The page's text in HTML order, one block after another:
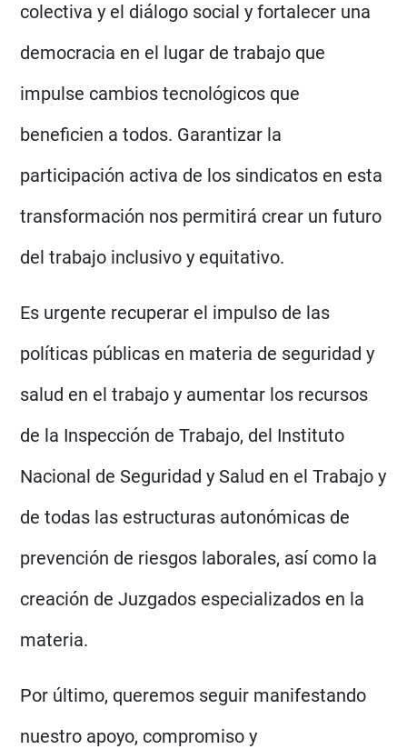
colectiva y el diálogo social y fortalecer una
democracia en el lugar de trabajo que
impulse cambios tecnológicos que
beneficien a todos. Garantizar la
participación activa de los sindicatos en esta
transformación nos permitirá crear un futuro
del trabajo inclusivo y equitativo.
Es urgente recuperar el impulso de las
políticas públicas en materia de seguridad y
salud en el trabajo y aumentar los recursos
de la Inspección de Trabajo, del Instituto
Nacional de Seguridad y Salud en el Trabajo y
de todas las estructuras autonómicas de
prevención de riesgos laborales, así como la
creación de Juzgados especializados en la
materia.
Por último, queremos seguir manifestando
nuestro apoyo, compromiso y